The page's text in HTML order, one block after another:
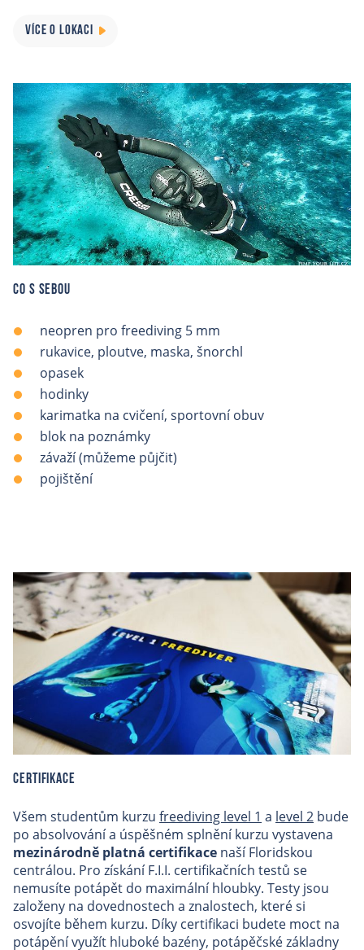
VÍCE O LOKACI
Co s sebou
neopren pro freediving 5 mm
rukavice, ploutve, maska, šnorchl
opasek
hodinky
karimatka na cvičení, sportovní obuv
blok na poznámky
závaží (můžeme půjčit)
pojištění
Certifikace
Všem studentům kurzu freediving level 1 a level 2 bude
po absolvování a úspěšném splnění kurzu vystavena
mezinárodně platná certifikace naší Floridskou
centrálou. Pro získání F.I.I. certifikačních testů se
nemusíte potápět do maximální hloubky. Testy jsou
založeny na dovednostech a znalostech, které si
osvojíte během kurzu. Díky certifikaci budete moct na
potápění využít hluboké bazény, potápěčské základny